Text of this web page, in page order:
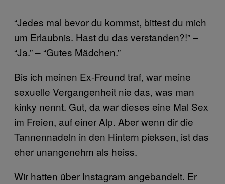
“Jedes mal bevor du kommst, bittest du mich
um Erlaubnis. Hast du das verstanden?!” –
“Ja.” – “Gutes Mädchen.”
Bis ich meinen Ex-Freund traf, war meine
sexuelle Vergangenheit nie das, was man
kinky nennt. Gut, da war dieses eine Mal Sex
im Freien, auf einer Alp. Aber wenn dir die
Tannennadeln in den Hintern pieksen, ist das
eher unangenehm als heiss.
Wir hatten über Instagram angebandelt. Er